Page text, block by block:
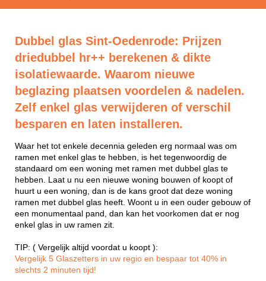
Dubbel glas Sint-Oedenrode: Prijzen
driedubbel hr++ berekenen & dikte
isolatiewaarde. Waarom nieuwe
beglazing plaatsen voordelen & nadelen.
Zelf enkel glas verwijderen of verschil
besparen en laten installeren.
Waar het tot enkele decennia geleden erg normaal was om
ramen met enkel glas te hebben, is het tegenwoordig de
standaard om een woning met ramen met dubbel glas te
hebben. Laat u nu een nieuwe woning bouwen of koopt of
huurt u een woning, dan is de kans groot dat deze woning
ramen met dubbel glas heeft. Woont u in een ouder gebouw of
een monumentaal pand, dan kan het voorkomen dat er nog
enkel glas in uw ramen zit.
TIP: ( Vergelijk altijd voordat u koopt ):
Vergelijk 5 Glaszetters in uw regio en bespaar tot 40% in
slechts 2 minuten tijd!